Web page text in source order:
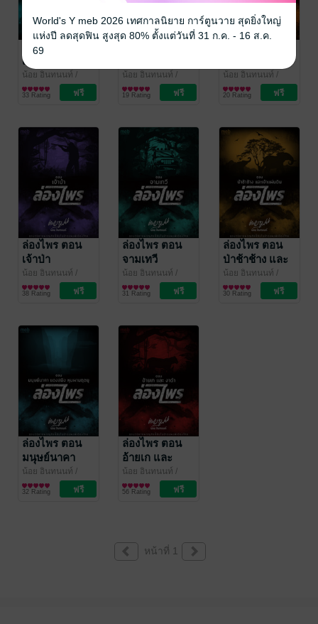
ล่องไพร ตอน
เมืองลับแล
มดแดง พราย
ตะเคียน
น้อย อินทนนท์ /
Thai Classic
Books
นิยายผจญภัย/บู๊แอก
ชัน
33 Rating
น้อย อินทนนท์ /
Thai Classic
Books
นิยายผจญภัย/บู๊แอก
ชัน
19 Rating
น้อย อินทนนท์ /
Thai Classic
Books
นิยายผจญภัย/บู๊แอก
ชัน
20 Rating
ล่องไพร ตอน
เจ้าป่า
น้อย อินทนนท์ /
Thai Classic
Books
นิยายผจญภัย/บู๊แอก
ชัน
38 Rating
ล่องไพร ตอน
จามเทวี
น้อย อินทนนท์ /
Thai Classic
Books
นิยายผจญภัย/บู๊แอก
ชัน
31 Rating
ล่องไพร ตอน
ป่าช้าช้าง และ
เจ้าแผ่นดิน
น้อย อินทนนท์ /
Thai Classic
Books
นิยายผจญภัย/บู๊แอก
ชัน
30 Rating
ล่องไพร ตอน
มนุษย์นาคา
แดนสมิง หุบผา
มฤตยู
น้อย อินทนนท์ /
Thai Classic
Books
นิยายผจญภัย/บู๊แอก
ชัน
32 Rating
ล่องไพร ตอน
อ้ายเก และ
งาดำ
น้อย อินทนนท์ /
Thai Classic
Books
นิยายผจญภัย/บู๊แอก
ชัน
56 Rating
หน้าที่ 1
World's Y meb 2026 เทศกาลนิยาย การ์ตูนวาย สุดยิ่งใหญ่
แห่งปี ลดสุดฟิน สูงสุด 80% ตั้งแต่วันที่ 31 ก.ค. - 16 ส.ค.
69